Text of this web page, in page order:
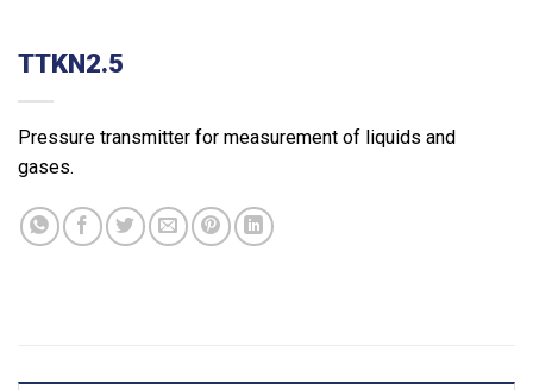
TTKN2.5
Pressure transmitter for measurement of liquids and
gases.